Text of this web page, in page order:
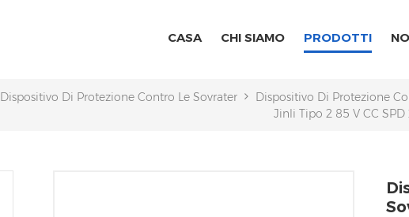
CASA CHI SIAMO PRODOTTI
Dispositivo Di Protezione Contro Le Sovratensioni AC/DCDispositivo Di Protezione
Jinli Tipo 2 85 V CC SPD